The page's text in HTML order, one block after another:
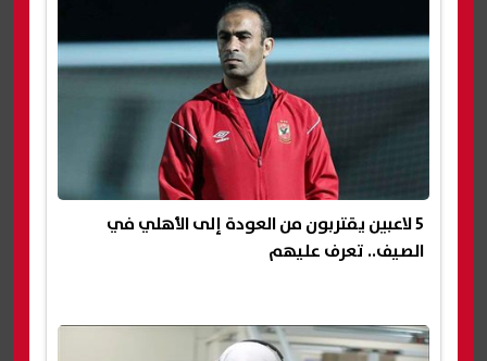
5 لاعبين يقتربون من العودة إلى الأهلي في
الصيف.. تعرف عليهم